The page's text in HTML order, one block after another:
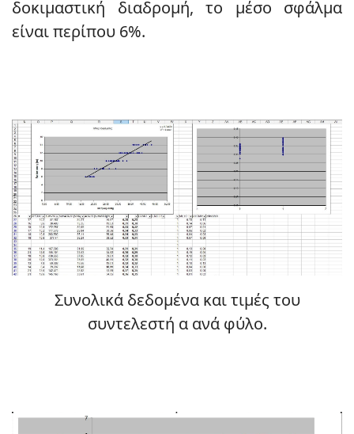
δοκιμαστική διαδρομή, το μέσο σφάλμα
είναι περίπου 6%.
Συνολικά δεδομένα και τιμές του
συντελεστή α ανά φύλο.